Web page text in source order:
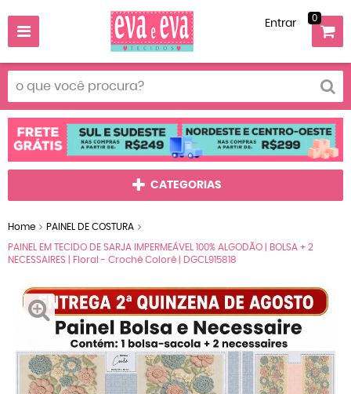
Entrar 0
CATEGORIAS
Home PAINEL DE COSTURA
PAINEL EM TECIDO DE SARJA IMPERMEÁVEL 100% ALGODÃO | BOLSA + 2
NECESSAIRES | Floral - Crochê Colorê | DGCL915818